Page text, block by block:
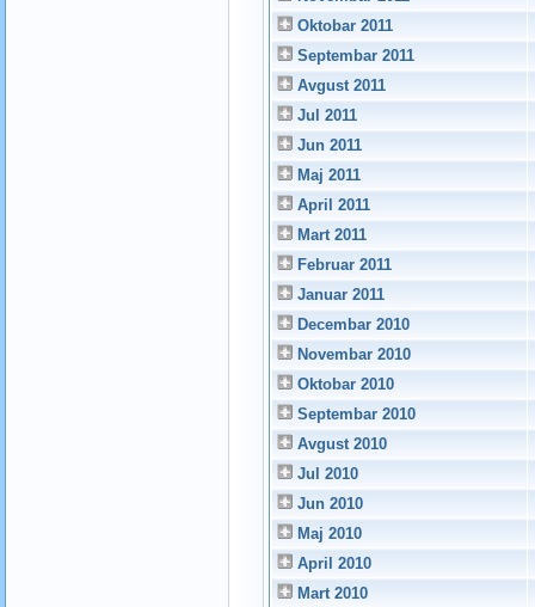
Oktobar 2011
Septembar 2011
Avgust 2011
Jul 2011
Jun 2011
Maj 2011
April 2011
Mart 2011
Februar 2011
Januar 2011
Decembar 2010
Novembar 2010
Oktobar 2010
Septembar 2010
Avgust 2010
Jul 2010
Jun 2010
Maj 2010
April 2010
Mart 2010